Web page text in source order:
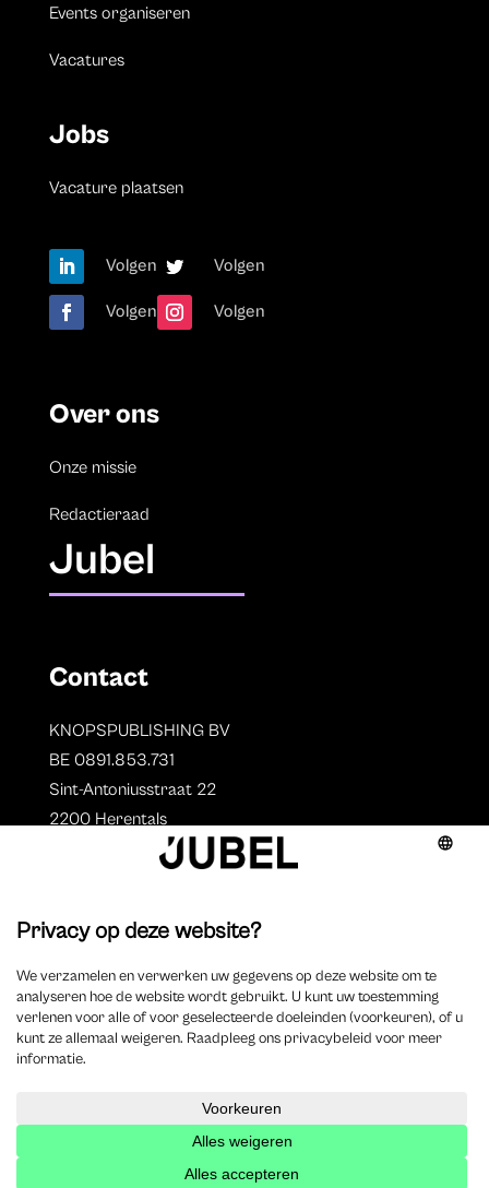
Events organiseren
Vacatures
Jobs
Vacature plaatsen
Volgen Volgen
Volgen Volgen
Over ons
Onze missie
Redactieraad
Jubel
Contact
KNOPSPUBLISHING BV
BE 0891.853.731
Sint-Antoniusstraat 22
2200 Herentals
Auteurs
Overzicht auteurs
Auteur worden?
2025 Jubel – Webdesign byWisemen
Cookieverklaring–Disclaimer–